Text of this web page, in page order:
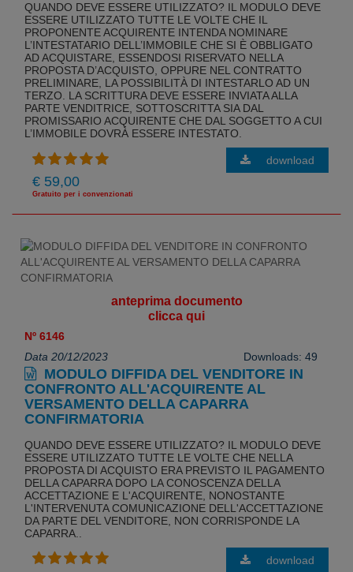
QUANDO DEVE ESSERE UTILIZZATO? IL MODULO DEVE
ESSERE UTILIZZATO TUTTE LE VOLTE CHE IL
PROPONENTE ACQUIRENTE INTENDA NOMINARE
L’INTESTATARIO DELL’IMMOBILE CHE SI È OBBLIGATO
AD ACQUISTARE, ESSENDOSI RISERVATO NELLA
PROPOSTA D’ACQUISTO, OPPURE NEL CONTRATTO
PRELIMINARE, LA POSSIBILITÀ DI INTESTARLO AD UN
TERZO. LA SCRITTURA DEVE ESSERE INVIATA ALLA
PARTE VENDITRICE, SOTTOSCRITTA SIA DAL
PROMISSARIO ACQUIRENTE CHE DAL SOGGETTO A CUI
L’IMMOBILE DOVRÀ ESSERE INTESTATO.
€ 59,00
Gratuito per i convenzionati
download
anteprima documento
clicca qui
Nº 6146
Data 20/12/2023
Downloads: 49
MODULO DIFFIDA DEL VENDITORE IN
CONFRONTO ALL'ACQUIRENTE AL
VERSAMENTO DELLA CAPARRA
CONFIRMATORIA
QUANDO DEVE ESSERE UTILIZZATO? IL MODULO DEVE
ESSERE UTILIZZATO TUTTE LE VOLTE CHE NELLA
PROPOSTA DI ACQUISTO ERA PREVISTO IL PAGAMENTO
DELLA CAPARRA DOPO LA CONOSCENZA DELLA
ACCETTAZIONE E L'ACQUIRENTE, NONOSTANTE
L'INTERVENUTA COMUNICAZIONE DELL'ACCETTAZIONE
DA PARTE DEL VENDITORE, NON CORRISPONDE LA
CAPARRA..
download